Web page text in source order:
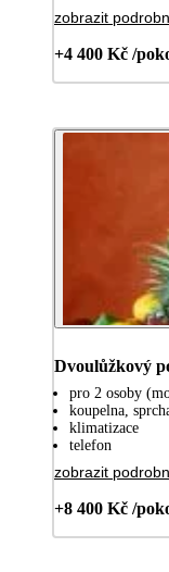
zobrazit
+4 400 Kč /
Dvoulůžkový
pro 2 osoby
koupelna,
klimatizace
telefon
zobrazit
+8 400 Kč /